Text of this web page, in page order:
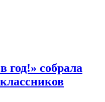
год!» собрала